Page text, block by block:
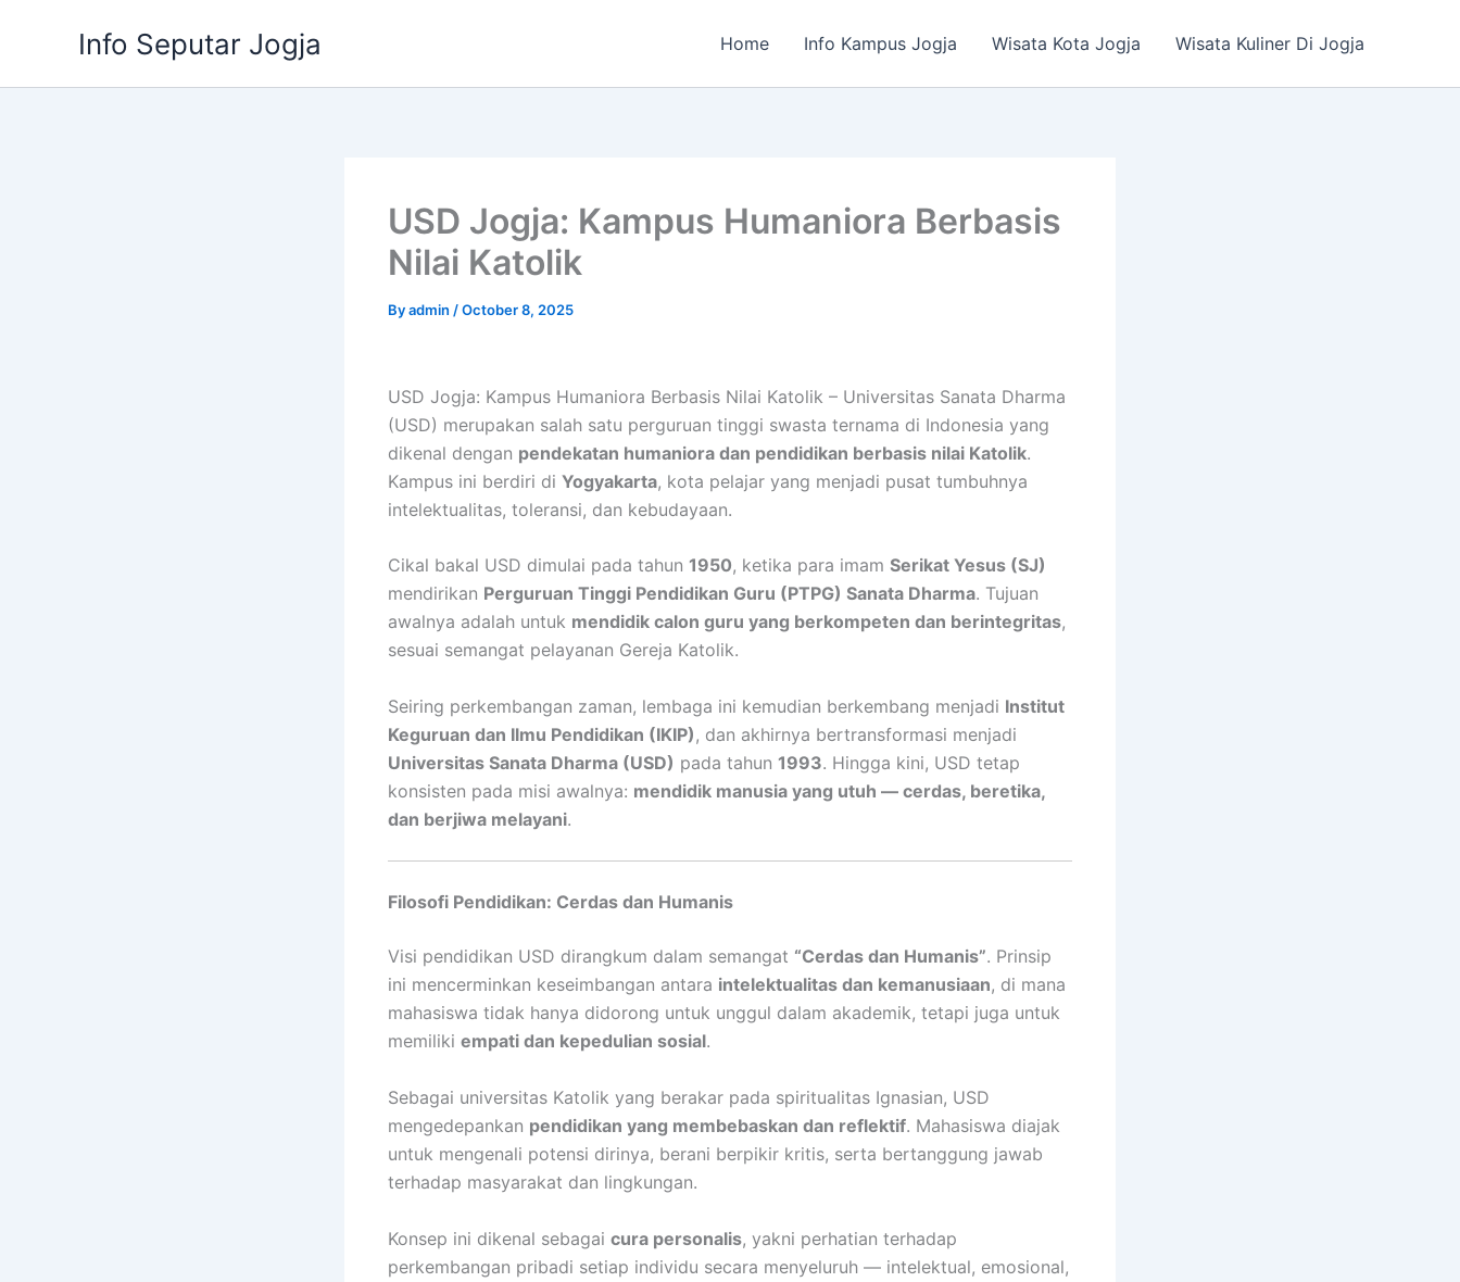
Info Seputar Jogja Home Info Kampus Jogja Wisata Kota Jogja Wisata Kuliner Di Jogja
USD Jogja: Kampus Humaniora Berbasis
Nilai Katolik
Byadmin /October 8, 2025
USD Jogja: Kampus Humaniora Berbasis Nilai Katolik – Universitas Sanata Dharma
(USD) merupakan salah satu perguruan tinggi swasta ternama di Indonesia yang
dikenal dengan pendekatan humaniora dan pendidikan berbasis nilai Katolik.
Kampus ini berdiri di Yogyakarta, kota pelajar yang menjadi pusat tumbuhnya
intelektualitas, toleransi, dan kebudayaan.
Cikal bakal USD dimulai pada tahun 1950, ketika para imam Serikat Yesus (SJ)
mendirikan Perguruan Tinggi Pendidikan Guru (PTPG) Sanata Dharma. Tujuan
awalnya adalah untuk mendidik calon guru yang berkompeten dan berintegritas,
sesuai semangat pelayanan Gereja Katolik.
Seiring perkembangan zaman, lembaga ini kemudian berkembang menjadi Institut
Keguruan dan Ilmu Pendidikan (IKIP) , dan akhirnya bertransformasi menjadi
Universitas Sanata Dharma (USD) pada tahun 1993. Hingga kini, USD tetap
konsisten pada misi awalnya: mendidik manusia yang utuh — cerdas, beretika,
dan berjiwa melayani.
Filosofi Pendidikan: Cerdas dan Humanis
Visi pendidikan USD dirangkum dalam semangat “Cerdas dan Humanis”. Prinsip
ini mencerminkan keseimbangan antara intelektualitas dan kemanusiaan, di mana
mahasiswa tidak hanya didorong untuk unggul dalam akademik, tetapi juga untuk
memiliki empati dan kepedulian sosial.
Sebagai universitas Katolik yang berakar pada spiritualitas Ignasian, USD
mengedepankan pendidikan yang membebaskan dan reflektif. Mahasiswa diajak
untuk mengenali potensi dirinya, berani berpikir kritis, serta bertanggung jawab
terhadap masyarakat dan lingkungan.
Konsep ini dikenal sebagai cura personalis, yakni perhatian terhadap
perkembangan pribadi setiap individu secara menyeluruh — intelektual, emosional,